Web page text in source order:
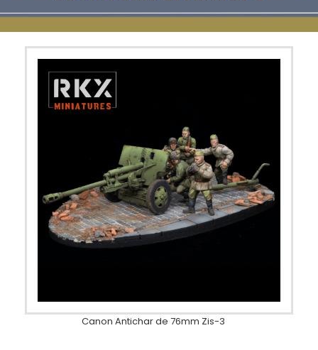
Canon Antichar de 76mm Zis-3